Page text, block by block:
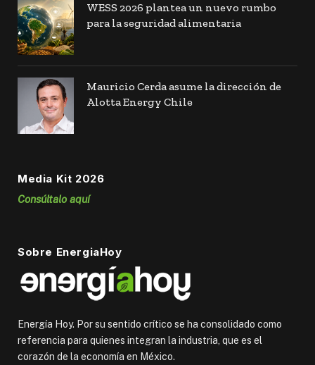
WESS 2026 plantea un nuevo rumbo
para la seguridad alimentaria
Mauricio Cerda asume la dirección de
Alotta Energy Chile
Media Kit 2026
Consúltalo aquí
Sobre EnergiaHoy
Energía Hoy. Por su sentido crítico se ha consolidado como
referencia para quienes integran la industria, que es el
corazón de la economía en México.